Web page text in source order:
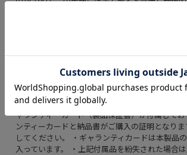
STRETCHを、中生地には光を熱へと変換し積極
着ぶくれしにくいシンプルなデザインは、ビジネ
※本製品には(1)Instruction Manual（取扱説明書
ャランティーカード（製品保証書）が付属して
ンティーカードと納品書がご購入の証明となり
してください。 ・ギャランティカードは本製品
入っています。 ・上記付属品を紛失された場合